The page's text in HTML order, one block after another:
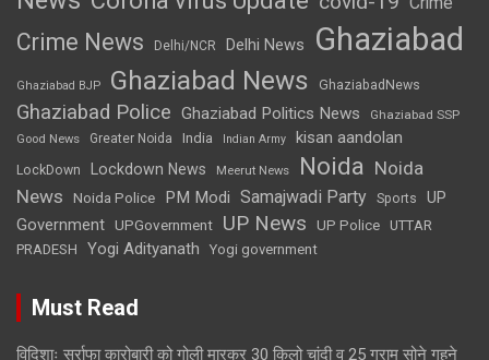
Crime News Delhi/NCR Delhi News Ghaziabad
Ghaziabad BJP Ghaziabad News GhaziabadNews
Ghaziabad Police Ghaziabad Politics News Ghaziabad SSP
Good News Greater Noida India Indian Army kisan aandolan
LockDown Lockdown News Meerut News Noida Noida
News
Noida Police PM Modi Samajwadi Party Sports
UP
Government UPGovernment UP News UP Police
UTTAR
PRADESH
Yogi Adityanath Yogi government
Must Read
विदिशाः सर्राफा कारोबारी को गोली मारकर 30 किलो चांदी व 25 ग्राम सोने गहने